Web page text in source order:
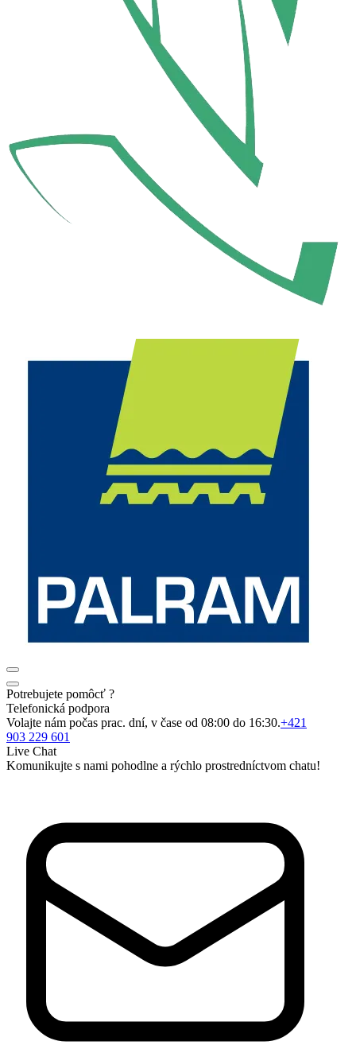
Potrebujete pomôcť ?
Telefonická podpora
Volajte nám počas prac. dní, v čase od 08:00 do 16:30.+421
903 229 601
Live Chat
Komunikujte s nami pohodlne a rýchlo prostredníctvom chatu!